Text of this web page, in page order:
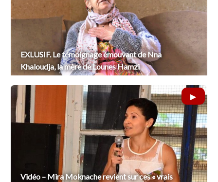
EXLUSIF. Le témoignage émouvant de Nna
Khaloudja, la mère de Lounes Hamzi
Vidéo – Mira Moknache revient sur ces « vrais